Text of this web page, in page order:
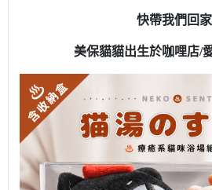
快帶我們回
美保貓貓出生於咖哩店/